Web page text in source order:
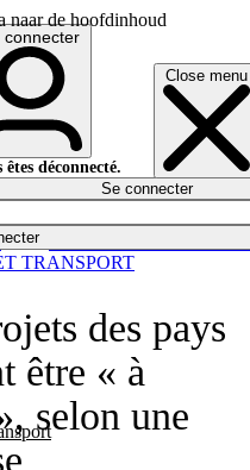
naar de hoofdinhoud
Close menu
connecter
êtes déconnecté.
Se connecter
des pays
être « à
selon une
TRANSPORT